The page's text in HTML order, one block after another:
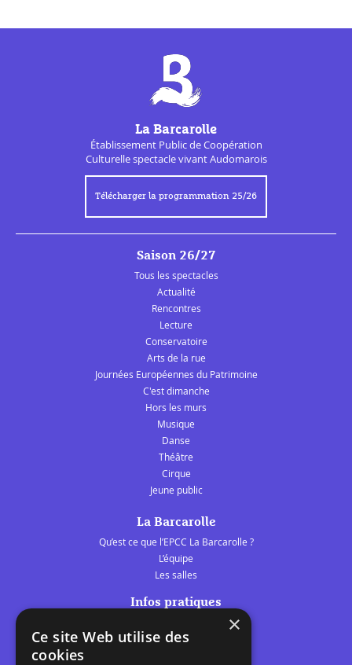
La Barcarolle
Établissement Public deCoopération
Culturellespectacle vivant Audomarois
Télécharger la programmation 25/26
Saison 26/27
Tous les spectacles
Actualité
Rencontres
Lecture
Conservatoire
Arts de la rue
Journées Européennes du Patrimoine
C'est dimanche
Hors les murs
Musique
Danse
Théâtre
Cirque
Jeune public
La Barcarolle
Qu’est ce que l’EPCC La Barcarolle ?
L’équipe
Les salles
Infos pratiques
Les belles scènes audomaroises
×
Ce site Web utilise des
cookies